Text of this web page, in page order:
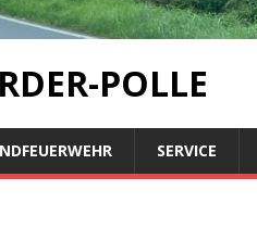
POLLE
SERVICE